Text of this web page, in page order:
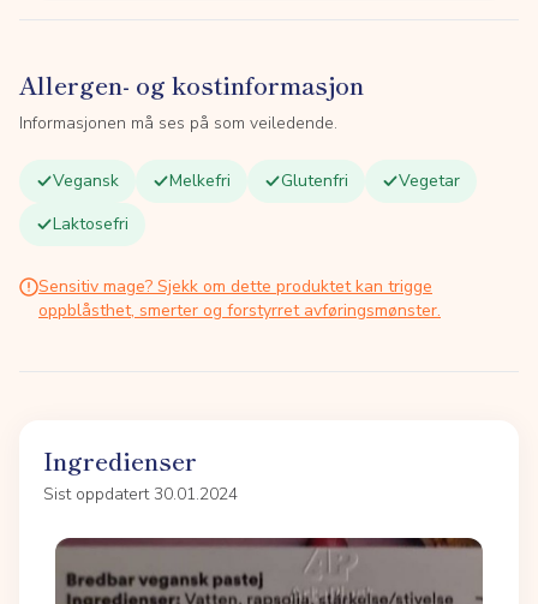
Allergen- og kostinformasjon
Informasjonen må ses på som veiledende.
Vegansk Melkefri Glutenfri
Vegetar
Laktosefri
Sensitiv mage? Sjekk om dette produktet kan trigge
oppblåsthet, smerter og forstyrret avføringsmønster.
Ingredienser
Sist oppdatert 30.01.2024